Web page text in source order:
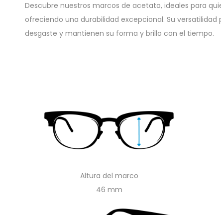
Descubre nuestros marcos de acetato, ideales para
ofreciendo una durabilidad excepcional. Su
desgaste y mantienen su forma y brillo con el tiempo.
Altura del marco
46